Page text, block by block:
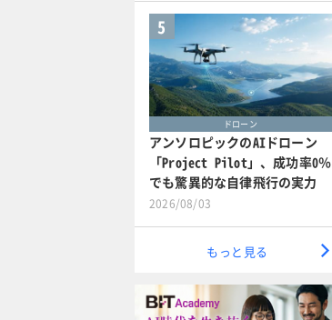
5
ドローン
アンソロピックのAIドローン
「Project Pilot」、成功率0％
でも驚異的な自律飛行の実力
2026/08/03
もっと見る